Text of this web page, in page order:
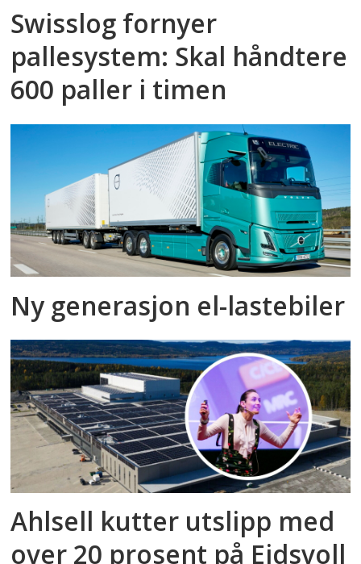
Swisslog fornyer
pallesystem: Skal håndtere
600 paller i timen
Ny generasjon el-lastebiler
Ahlsell kutter utslipp med
over 20 prosent på Eidsvoll